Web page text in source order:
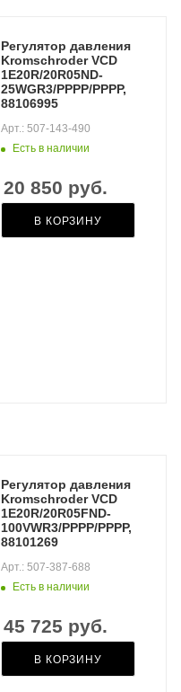
Регулятор давления
Kromschroder VCD
1E20R/20R05ND-
25WGR3/PPPP/PPPP,
88106995
Есть в наличии
Арт.: 507-143-490
20 850 руб.
В КОРЗИНУ
Регулятор давления
Kromschroder VCD
1E20R/20R05FND-
100VWR3/PPPP/PPPP,
88101269
Есть в наличии
Арт.: 507-387-688
45 725 руб.
В КОРЗИНУ